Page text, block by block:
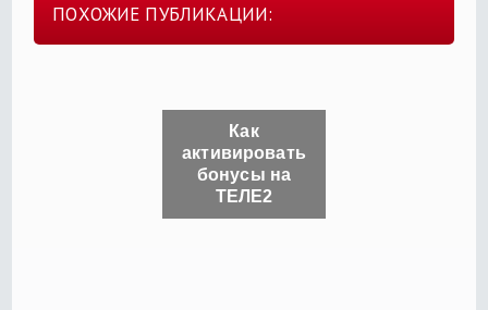
ПОХОЖИЕ ПУБЛИКАЦИИ:
Как
активировать
бонусы на
ТЕЛЕ2